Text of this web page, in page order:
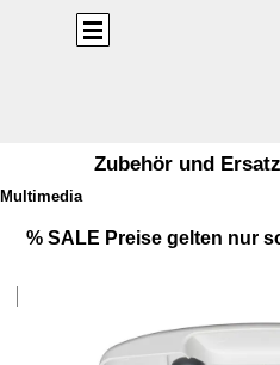
Direkt zum Seiteninhalt
Zubehör und
Multimedia
% SALE Preise gelten nur